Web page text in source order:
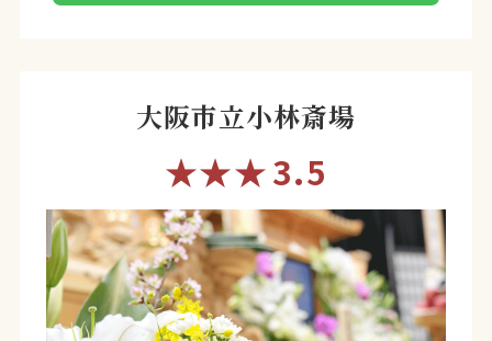
大阪市立小林斎場
★★★3.5